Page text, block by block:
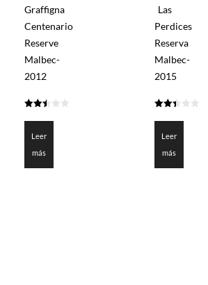
Graffigna
Centenario
Reserve
Malbec-
2012
de 5
Leer
más
Las
Perdices
Reserva
Malbec-
2015
de 5
Leer
más